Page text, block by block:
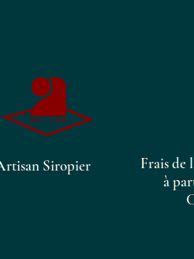
Grâce à une extraction douce et
toute la subtilité aromatique de la
Bienfaits
Siropier
Frais de
à